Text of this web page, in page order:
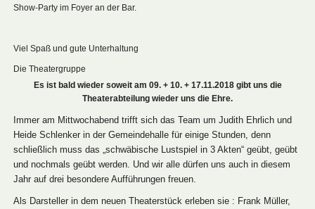
Show-Party im Foyer an der Bar.
Viel Spaß und gute Unterhaltung
Die Theatergruppe
Es ist bald wieder soweit am 09. + 10. + 17.11.2018 gibt uns die
Theaterabteilung wieder uns die Ehre.
Immer am Mittwochabend trifft sich das Team um Judith Ehrlich und
Heide Schlenker in der Gemeindehalle für einige Stunden, denn
schließlich muss das „schwäbische Lustspiel in 3 Akten“ geübt, geübt
und nochmals geübt werden. Und wir alle dürfen uns auch in diesem
Jahr auf drei besondere Aufführungen freuen.
Als Darsteller in dem neuen Theaterstück erleben sie : Frank Müller,